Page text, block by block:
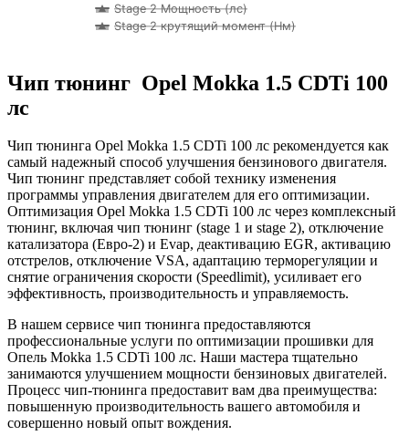
Stage 2 Мощность (лс)
Stage 2 крутящий момент (Нм)
Чип тюнинг Opel Mokka 1.5 CDTi 100
лс
Чип тюнинга Opel Mokka 1.5 CDTi 100 лс рекомендуется как
самый надежный способ улучшения бензинового двигателя.
Чип тюнинг представляет собой технику изменения
программы управления двигателем для его оптимизации.
Оптимизация Opel Mokka 1.5 CDTi 100 лс через комплексный
тюнинг, включая чип тюнинг (stage 1 и stage 2), отключение
катализатора (Евро-2) и Evap, деактивацию EGR, активацию
отстрелов, отключение VSA, адаптацию терморегуляции и
снятие ограничения скорости (Speedlimit), усиливает его
эффективность, производительность и управляемость.
В нашем сервисе чип тюнинга предоставляются
профессиональные услуги по оптимизации прошивки для
Опель Mokka 1.5 CDTi 100 лс. Наши мастера тщательно
занимаются улучшением мощности бензиновых двигателей.
Процесс чип-тюнинга предоставит вам два преимущества:
повышенную производительность вашего автомобиля и
совершенно новый опыт вождения.